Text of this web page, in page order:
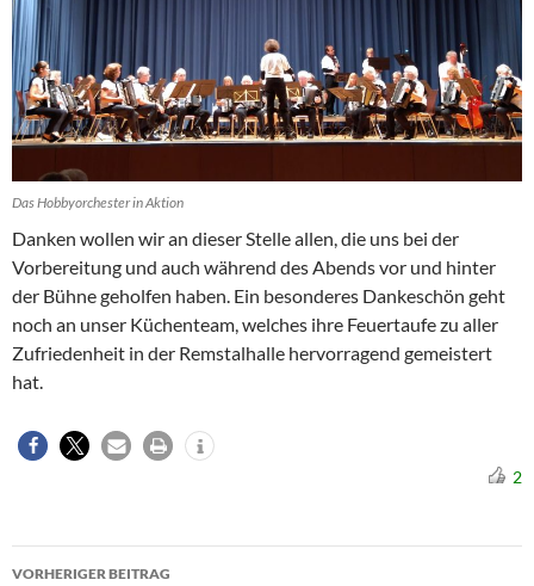
Das Hobbyorchester in Aktion
Danken wollen wir an dieser Stelle allen, die uns bei der
Vorbereitung und auch während des Abends vor und hinter
der Bühne geholfen haben. Ein besonderes Dankeschön geht
noch an unser Küchenteam, welches ihre Feuertaufe zu aller
Zufriedenheit in der Remstalhalle hervorragend gemeistert
hat.
2
Beitragsnavigation
VORHERIGER BEITRAG